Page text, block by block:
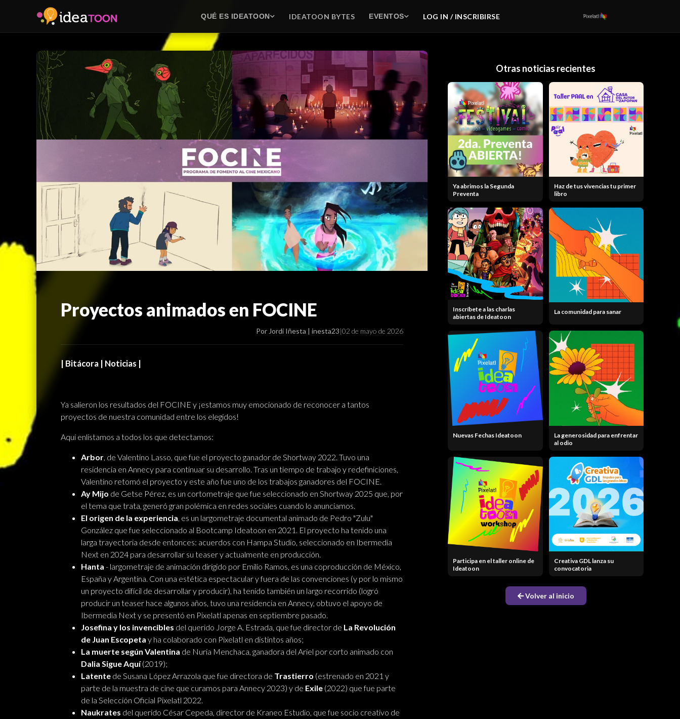
QUÉ ES IDEATOON IDEATOON BYTES EVENTOS LOG IN / INSCRIBIRSE
Proyectos animados en FOCINE
Por Jordi Iñesta | inesta23|02 de mayo de 2026
| Bitácora | Noticias |
Ya salieron los resultados del FOCINE y ¡estamos muy emocionado de reconocer a tantos
proyectos de nuestra comunidad entre los elegidos!
Aquí enlistamos a todos los que detectamos:
Arbor, de Valentino Lasso, que fue el proyecto ganador de Shortway 2022. Tuvo una
residencia en Annecy para continuar su desarrollo. Tras un tiempo de trabajo y redefiniciones,
Valentino retomó el proyecto y este año fue uno de los trabajos ganadores del FOCINE.
Ay Mijo de Getse Pérez, es un cortometraje que fue seleccionado en Shortway 2025 que, por
el tema que trata, generó gran polémica en redes sociales cuando lo anunciamos.
El origen de la experiencia, es un largometraje documental animado de Pedro "Zulu"
González que fue seleccionado al Bootcamp Ideatoon en 2021. El proyecto ha tenido una
larga trayectoria desde entonces: acuerdos con Hampa Studio, seleccionado en Ibermedia
Next en 2024 para desarrollar su teaser y actualmente en producción.
Hanta - largometraje de animación dirigido por Emilio Ramos, es una coproducción de México,
España y Argentina. Con una estética espectacular y fuera de las convenciones (y por lo mismo
un proyecto difícil de desarrollar y producir), ha tenido también un largo recorrido (logró
producir un teaser hace algunos años, tuvo una residencia en Annecy, obtuvo el apoyo de
Ibermedia Next y se presentó en Pixelatl apenas en septiembre pasado.
Josefina y los invencibles del querido Jorge A. Estrada, que fue director de La Revolución
de Juan Escopeta y ha colaborado con Pixelatl en distintos años;
La muerte según Valentina de Nuria Menchaca, ganadora del Ariel por corto animado con
Dalia Sigue Aquí(2019);
Latente de Susana López Arrazola que fue directora de Trastierro (estrenado en 2021 y
parte de la muestra de cine que curamos para Annecy 2023) y de Exile (2022) que fue parte
de la Selección Oficial Pixelatl 2022.
Naukrates del querido César Cepeda, director de Kraneo Estudio, que fue socio creativo de
Otras noticias recientes
Ya abrimos la Segunda
Preventa
Haz de tus vivencias tu primer
libro
Inscríbete a las charlas
abiertas de Ideatoon
La comunidad para sanar
Nuevas Fechas Ideatoon
La generosidad para enfrentar
al odio
Participa en el taller online de
Ideatoon
Creativa GDL lanza su
convocatoria
Volver al inicio